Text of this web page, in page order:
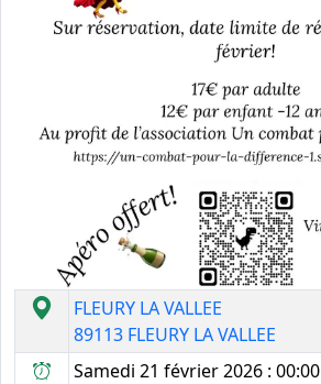
FLEURY LA VALLEE
89113 FLEURY LA VALLEE
Samedi 21 février 2026 : 00:00